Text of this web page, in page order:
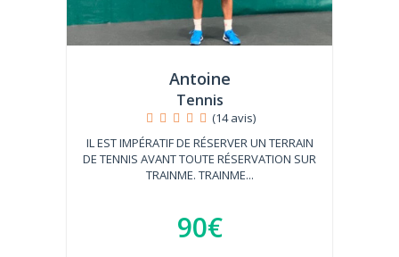
Antoine
Tennis
(14 avis)
IL EST IMPÉRATIF DE RÉSERVER UN TERRAIN
DE TENNIS AVANT TOUTE RÉSERVATION SUR
TRAINME. TRAINME...
90€